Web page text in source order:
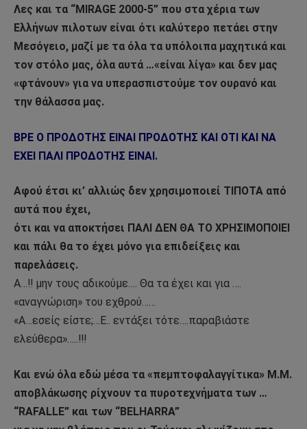
Λες και τα “MIRAGE 2000-5” που στα χέρια των
Ελλήνων πιλοτων είναι ότι καλύτερο πετάει στην
Μεσόγειο, μαζί με τα όλα τα υπόλοιπα μαχητικά και
τον στόλο μας, όλα αυτά …«είναι λίγα» και δεν μας
«φτάνουν» για να υπερασπιστούμε τον ουρανό και
την θάλασσα μας.
ΒΡΕ Ο ΠΡΟΔΟΤΗΣ ΕΙΝΑΙ ΠΡΟΔΟΤΗΣ ΚΑΙ ΟΤΙ ΚΑΙ ΝΑ
ΕΧΕΙ ΠΑΛΙ ΠΡΟΔΟΤΗΣ ΕΙΝΑΙ.
Αφού έτσι κι’ αλλιώς δεν χρησιμοποιεί ΤΙΠΟΤΑ από
αυτά που έχει,
ότι και να αποκτήσει ΠΑΛΙ ΔΕΝ ΘΑ ΤΟ ΧΡΗΣΙΜΟΠΟΙΕΙ
και πάλι θα το έχει μόνο για επιδείξεις και
παρελάσεις.
Α…!! μην τους αδικούμε…. Θα τα έχει και για ….
«αναγνώριση» του εχθρού……
«Α…εσείς είστε;…Ε.. εντάξει τότε….παραβιάστε
ελεύθερα»…..!!!
Και ενώ όλα εδώ μέσα τα «πεμπτοφαλαγγίτικα» Μ.Μ.
αποβλάκωσης ρίχνουν τα πυροτεχνήματα των …
“RAFALLE” και των “BELHARRA”